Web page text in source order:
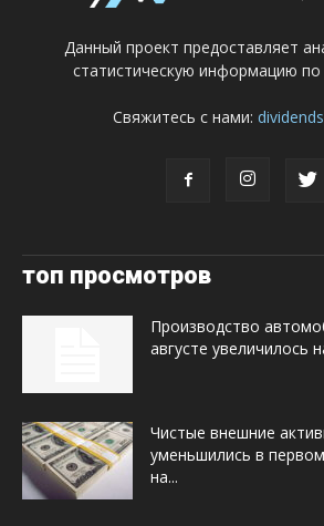
Данный проект предоставляет
статистическую информацию по
Свяжитесь с нами:
топ просмотров
Производство
августе увеличилось
Чистые внешние
уменьшились в
на...